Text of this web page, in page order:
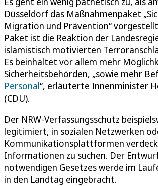
Düsseldorf das Maßnahmenpaket
Migration und Prävention“
Paket ist die Reaktion der
islamistisch motivierten
Es beinhaltet vor allem mehr
Sicherheitsbehörden, „sowie mehr
Personal“, erläuterte Innenminister
(CDU).
Der NRW-Verfassungsschutz
legitimiert, in sozialen Netzwerken
Kommunikationsplattformen
Informationen zu suchen. Der
notwendigen Gesetzes werde im
in den Landtag eingebracht.